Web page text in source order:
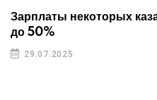
Зарплаты некоторых
до 50%
29.07.2025